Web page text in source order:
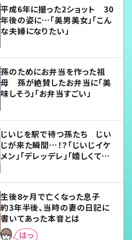
平成6年に撮った2ショット 30
年後の姿に…「美男美女」「こん
な夫婦になりたい」
孫のためにお弁当を作った祖
母 孫が絶賛したお弁当に「美
味しそう」「お弁当すごい」
じいじを駅で待つ孫たち じい
じが来た瞬間…！？「じいじイケ
メン」「デレッデレ」「嬉しくて可
生後8ヶ月で亡くなった息子
約3年半後、当時の妻の日記に
書いてあった本音とは